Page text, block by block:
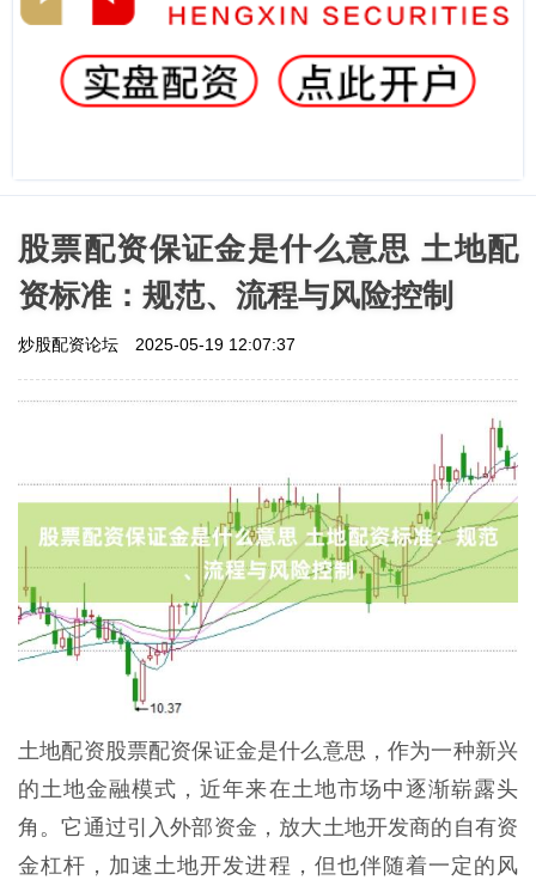
股票配资保证金是什么意思 土地配
资标准：规范、流程与风险控制
炒股配资论坛 2025-05-19 12:07:37
土地配资股票配资保证金是什么意思，作为一种新兴
的土地金融模式，近年来在土地市场中逐渐崭露头
角。它通过引入外部资金，放大土地开发商的自有资
金杠杆，加速土地开发进程，但也伴随着一定的风